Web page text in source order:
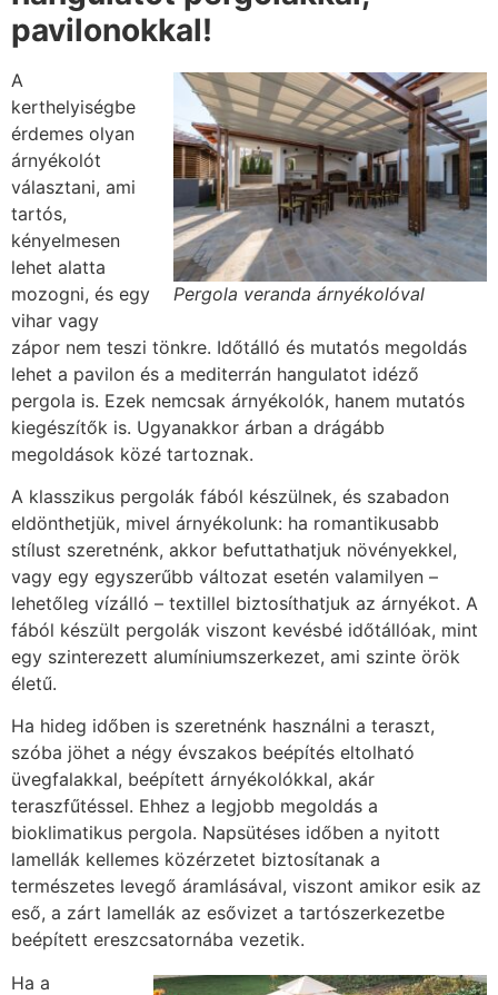
pavilonokkal!
Pergola veranda árnyékolóval
A
kerthelyiségbe
érdemes olyan
árnyékolót
választani, ami
tartós,
kényelmesen
lehet alatta
mozogni, és egy
vihar vagy
zápor nem teszi tönkre. Időtálló és mutatós megoldás
lehet a pavilon és a mediterrán hangulatot idéző
pergola is. Ezek nemcsak árnyékolók, hanem mutatós
kiegészítők is. Ugyanakkor árban a drágább
megoldások közé tartoznak.
A klasszikus pergolák fából készülnek, és szabadon
eldönthetjük, mivel árnyékolunk: ha romantikusabb
stílust szeretnénk, akkor befuttathatjuk növényekkel,
vagy egy egyszerűbb változat esetén valamilyen –
lehetőleg vízálló – textillel biztosíthatjuk az árnyékot. A
fából készült pergolák viszont kevésbé időtállóak, mint
egy szinterezett alumíniumszerkezet, ami szinte örök
életű.
Ha hideg időben is szeretnénk használni a teraszt,
szóba jöhet a négy évszakos beépítés eltolható
üvegfalakkal, beépített árnyékolókkal, akár
teraszfűtéssel. Ehhez a legjobb megoldás a
bioklimatikus pergola. Napsütéses időben a nyitott
lamellák kellemes közérzetet biztosítanak a
természetes levegő áramlásával, viszont amikor esik az
eső, a zárt lamellák az esővizet a tartószerkezetbe
beépített ereszcsatornába vezetik.
Ha a